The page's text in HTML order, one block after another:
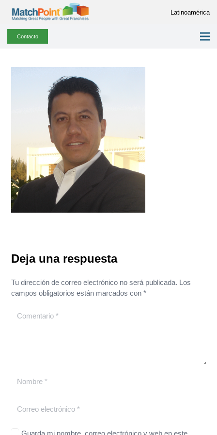
Latinoamérica
Contacto
Deja una respuesta
Tu dirección de correo electrónico no será publicada. Los
campos obligatorios están marcados con *
Guarda mi nombre, correo electrónico y web en este